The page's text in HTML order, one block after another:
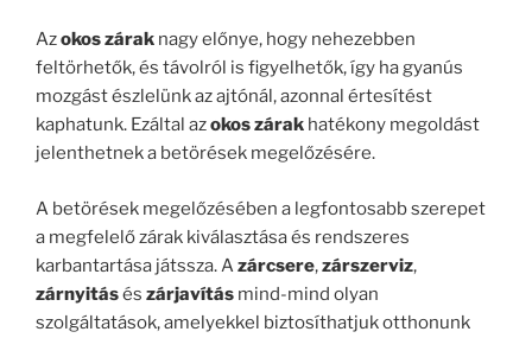
Azokos zárak nagy előnye, hogy nehezebben
feltörhetők, és távolról is figyelhetők, így ha gyanús
mozgást észlelünk az ajtónál, azonnal értesítést
kaphatunk. Ezáltal azokos zárak hatékony megoldást
jelenthetnek a betörések megelőzésére.
A betörések megelőzésében a legfontosabb szerepet
a megfelelő zárak kiválasztása és rendszeres
karbantartása játssza. Azárcsere,zárszerviz,
zárnyitásés zárjavítás mind-mind olyan
szolgáltatások, amelyekkel biztosíthatjuk otthonunk